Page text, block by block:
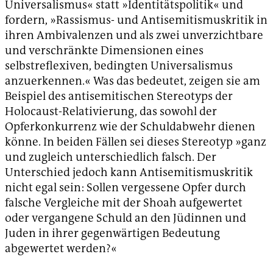
Universalismus« statt »Identitätspolitik« und
fordern, »Rassismus- und Antisemitismuskritik in
ihren Ambivalenzen und als zwei unverzichtbare
und verschränkte Dimensionen eines
selbstreflexiven, bedingten Universalismus
anzuerkennen.« Was das bedeutet, zeigen sie am
Beispiel des antisemitischen Stereotyps der
Holocaust-Relativierung, das sowohl der
Opferkonkurrenz wie der Schuldabwehr dienen
könne. In beiden Fällen sei dieses Stereotyp »ganz
und zugleich unterschiedlich falsch. Der
Unterschied jedoch kann Antisemitismuskritik
nicht egal sein: Sollen vergessene Opfer durch
falsche Vergleiche mit der Shoah aufgewertet
oder vergangene Schuld an den Jüdinnen und
Juden in ihrer gegenwärtigen Bedeutung
abgewertet werden?«